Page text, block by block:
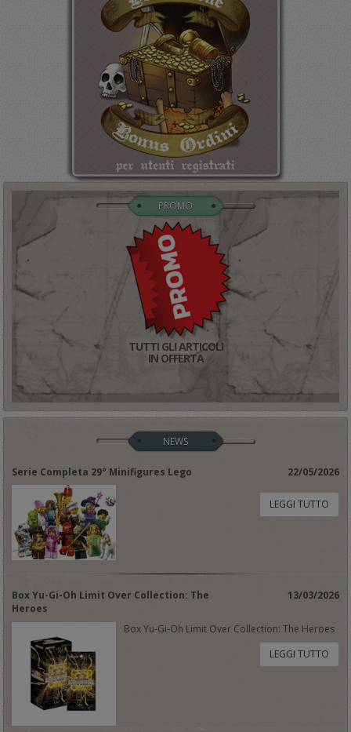
PROMO
TUTTI GLI ARTICOLI
IN OFFERTA
NEWS
Serie Completa 29° Minifigures Lego 22/05/2026
LEGGI TUTTO
Box Yu-Gi-Oh Limit Over Collection: The
Heroes
13/03/2026
Box Yu-Gi-Oh Limit Over Collection: The Heroes
LEGGI TUTTO